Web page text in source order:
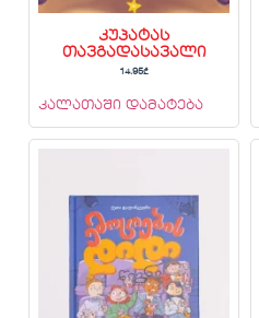
კუპატას
თავგადასავალი
14.95₾
კალათაში დამატება